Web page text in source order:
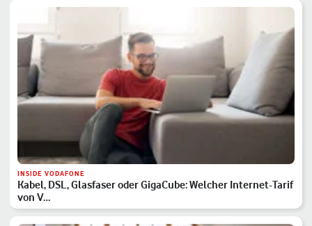
INSIDE VODAFONE
Kabel, DSL, Glasfaser oder GigaCube: Welcher Internet-Tarif
von V…